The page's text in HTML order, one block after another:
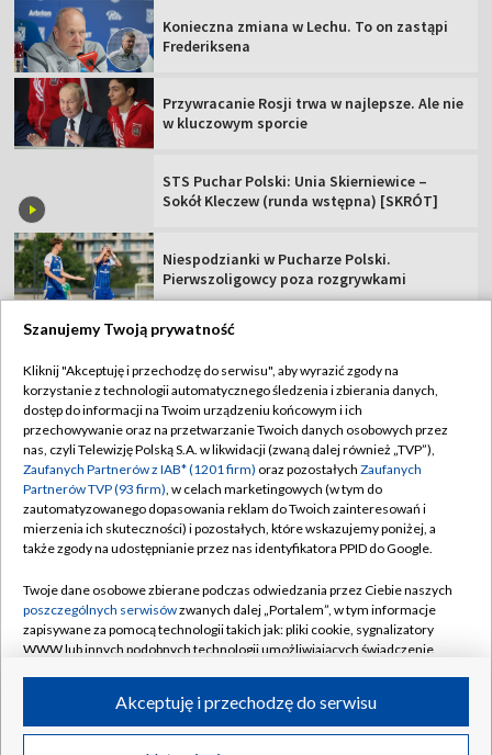
Konieczna zmiana w Lechu. To on zastąpi
Frederiksena
Przywracanie Rosji trwa w najlepsze. Ale nie
w kluczowym sporcie
STS Puchar Polski: Unia Skierniewice –
Sokół Kleczew (runda wstępna) [SKRÓT]
Niespodzianki w Pucharze Polski.
Pierwszoligowcy poza rozgrywkami
TVP
Abonament TVP
Sklep TVP
Biuro Reklamy
Oferta Handlowa
Emisja w TVP
Rada Programowa
Ogłoszenia przetargowe
Akademia Telewizyjna
Regulamin TVP
Polityka prywatności
Moje zgody
Biuro reklamy
Kanały
©2026 Telewizja Polska Spółka Akcyjna w likwidacji
Szanujemy Twoją prywatność
Kliknij "Akceptuję i przechodzę do serwisu", aby wyrazić zgody na
korzystanie z technologii automatycznego śledzenia i zbierania danych,
dostęp do informacji na Twoim urządzeniu końcowym i ich
przechowywanie oraz na przetwarzanie Twoich danych osobowych przez
nas, czyli Telewizję Polską S.A. w likwidacji (zwaną dalej również „TVP”),
Zaufanych Partnerów z IAB* (1201 firm) oraz pozostałych Zaufanych
Partnerów TVP (93 firm), w celach marketingowych (w tym do
zautomatyzowanego dopasowania reklam do Twoich zainteresowań i
mierzenia ich skuteczności) i pozostałych, które wskazujemy poniżej, a
także zgody na udostępnianie przez nas identyfikatora PPID do Google.
Twoje dane osobowe zbierane podczas odwiedzania przez Ciebie naszych
poszczególnych serwisówzwanych dalej „Portalem”, w tym informacje
zapisywane za pomocą technologii takich jak: pliki cookie, sygnalizatory
WWW lub innych podobnych technologii umożliwiających świadczenie
ruchu w Internecie.
Twoje dane osobowe zbierane podczas odwiedzania przez Ciebie
Akceptuję i przechodzę do serwisu